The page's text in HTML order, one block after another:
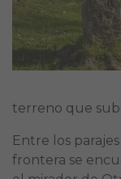
terreno que
Entre los
frontera se